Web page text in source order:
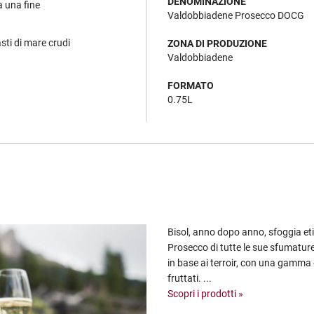
una fine
di mare crudi
Valdobbiadene Prosecco DOCG
ZONA DI PRODUZIONE
Valdobbiadene
FORMATO
0.75L
Bisol, anno dopo anno, sfoggia
Prosecco di tutte le sue
in base ai terroir, con una
fruttati. ...
Scopri i prodotti »